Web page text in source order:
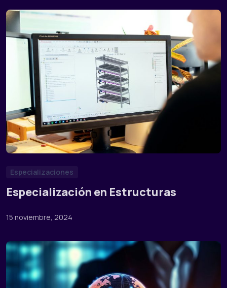
Especializaciones
Especialización en Estructuras
15 noviembre, 2024